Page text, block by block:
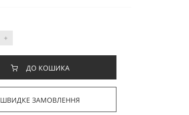
+
ДО КОШИКА
ШВИДКЕ ЗАМОВЛЕННЯ